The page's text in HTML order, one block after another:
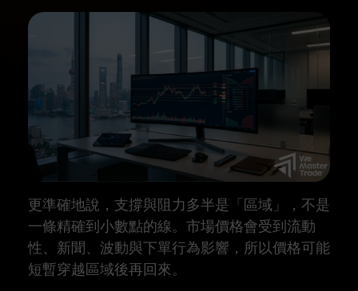
更準確地說，支撐與阻力多半是「區域」，不是
一條精確到小數點的線。市場價格會受到流動
性、新聞、波動與下單行為影響，所以價格可能
短暫穿越區域後再回來。